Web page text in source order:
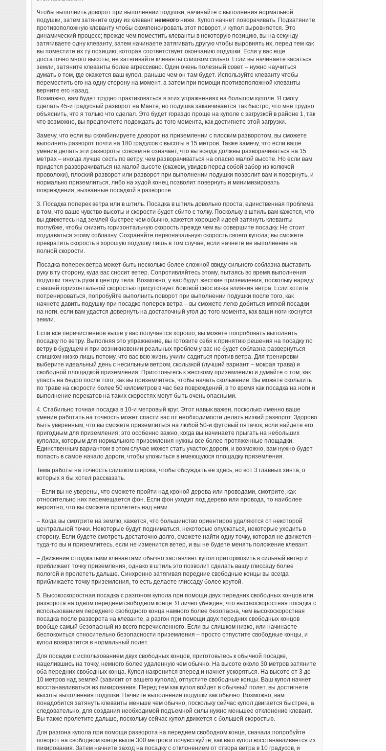
Чтобы выполнить доворот при выполнении подушки, начинайте с выполнения нормальной
подушки, затем затяните одну из клевант немногониже. Купол начнет поворачивать. Подзатяните
противоположную клеванту чтобы скомпенсировать этот поворот, и купол выровняется. Это
динамический процесс; прежде чем поместить клеванты в некоторую позицию, вы на секунду
затягиваете одну клеванту, затем начинаете затягивать другую чтобы выровнять их, перед тем как
вы поместите их ту позицию, которая соответствует окончанию подушки. Если у вас еще
достаточно много высоты, не затягивайте клеванты слишком сильно. Если вы начинаете касаться
земли, затяните клеванты более агрессивно. Один очень полезный совет – нужно научиться
думать о том, где окажется ваш купол, раньше чем он там будет. Используйте клеванту чтобы
переместить его на одну сторону на момент, а затем при помощи противоположной клеванты
верните его назад.
Возможно, вам будет трудно практиковаться в этих упражнениях на большом куполе. Я смогу
сделать 45-и градусный разворот на Манте, но подушка заканчивается так быстро, что мне трудно
объяснить, что я только что сделал. Это будет гораздо проще на куполе с загрузкой в районе 1, так
что возможно, вы предпочтете подождать до того момента, как достигнете этой загрузки.
Замечу, что если вы скомбинируете доворот на приземлении с плоским разворотом, вы сможете
выполнить разворот почти на 180 градусов с высоты в 15 метров. Также замечу, что если ваше
умение делать эти развороты совсем не означает, что вы всегда должны разворачиваться на 15
метрах – иногда лучше сесть по ветру, чем разворачиваться на опасно малой высоте. Но если вам
придется разворачиваться на малой высоте (скажем, увидев перед собой забор из колючей
проволоки), плоский разворот или разворот при выполнении подушки позволит вам и повернуть, и
нормально приземлиться, либо на худой конец позволит повернуть и минимизировать
повреждения, вызванные посадкой в развороте.
3. Посадка поперек ветра или в штиль. Посадка в штиль довольно проста; единственная проблема
в том, что ваше чувство высоты и скорости будет сбито с толку. Поскольку в штиль вам кажется, что
вы движетесь над землей быстрее чем обычно, кажется хорошей идеей затянуть клеванты
поглубже, чтобы снизить горизонтальную скорость прежде чем вы совершите посадку. Не стоит
поддаваться этому соблазну. Сохраняйте первоначальную скорость своего купола; вы сможете
превратить скорость в хорошую подушку лишь в том случае, если начнете ее выполнение на
полной скорости.
Посадка поперек ветра может быть несколько более сложной ввиду сильного соблазна выставить
руку в ту сторону, куда вас сносит ветер. Сопротивляйтесь этому, пытаясь во время выполнения
подушки тянуть руки к центру тела. Возможно, у вас будут жесткие приземления, поскольку наряду
с вашей горизонтальной скоростью присутствует боковой снос из-за влияния ветра. Если хотите
потренироваться, попробуйте выполнить поворот при выполнении подушки после того, как
начнете давить подушку при посадке поперек ветра – вы сможете легко добиться мягкой посадки
на ноги, если вам удастся довернуть на достаточный угол до того момента, как ваши ноги коснутся
земли.
Если все перечисленное выше у вас получается хорошо, вы можете попробовать выполнить
посадку по ветру. Выполняя это упражнение, вы готовите себя к принятию решения на посадку по
ветру в будущем и при возникновении реальных проблем у вас не будет соблазна развернуться
слишком низко лишь потому, что вас всю жизнь учили садиться против ветра. Для тренировки
выберите идеальный день с несильным ветром, скользкой (лучший вариант – мокрая трава) и
свободной площадкой приземления. Приготовьтесь к жесткому приземлению и думайте о том, как
упасть на бедро после того, как вы приземлитесь, чтобы начать скольжение. Вы можете скользить
по траве на скорости более 50 километров в час без повреждений, в то время как посадка на ноги и
выполнение перекатов на таких скоростях могут быть очень опасными.
4. Стабильно точная посадка в 10-и метровый круг. Этот навык важен, посколько именно ваше
умение работать на точность может спасти вас от необходимости делать низкий разворот. Здорово
быть уверенным, что вы сможете приземлиться на любой 50-и футовый пятачок, если найдете его
пригодным для приземления; это особенно важно, когда вы начинаете прыгать на небольших
куполах, которым для нормального приземления нужны все более протяженные площадки.
Единственным вариантом в этом случае может стать участок дороги, и возможно, вам нужно будет
попасть в самое начало дороги, чтобы уложиться в имеющуюся площадку приземления.
Тема работы на точность слишком широка, чтобы обсуждать ее здесь, но вот 3 главных хинта, о
которых я бы хотел рассказать.
– Если вы не уверены, что сможете пройти над кроной дерева или проводами, смотрите, как
относительно них перемещается фон. Если фон уходит под дерево или провода, то наиболее
вероятно, что вы сможете пролететь над ними.
– Когда вы смотрите на землю, кажется, что большинство ориентиров удаляются от некоторой
центральной точки. Некоторые будут подниматься, некоторые опускаться, некоторые уходить в
сторону. Если будете смотреть достаточно долго, сможете найти одну точку, которая не движется –
туда-то вы и приземлитесь, если не изменится ветер, и вы не будете менять положение клевант.
– Движение с поджатыми клевантами обычно заставляет купол притормозить в сильный ветер и
приближает точку приземления, однако в штиль это позволит сделать вашу глиссаду более
пологой и пролететь дальше. Синхронно затягивая передние свободные концы вы всегда
приближаете точку приземления, то есть делаете глиссаду более крутой.
5. Высокоскоростная посадка с разгоном купола при помощи двух передних свободных концов или
разворота на одном переднем свободном конце. Я лично убежден, что высокоскоростная посадка с
использованием переднего свободного конца намного более безопасна, чем высокоскоростная
посадка после разворота на клеванте, а разгон при помощи двух передних свободных концов
вообще самый безопасный из всего перечисленного. Если вы слишком низко, или начинаете
беспокоиться относительно безопасности приземления – просто отпустите свободные концы, и
купол возвратится в нормальный полет.
Для посадки с использованием двух свободных концов, приготовьтесь к обычной посадке,
нацелившись на точку, немного более удаленную чем обычно. На высоте около 30 метров затяните
оба передних свободных конца. Купол накренится вперед и начнет ускоряться. На высоте от 3 до
10 метров над землей (зависит от вашего купола), отпустите свободные концы. Ваш купол начнет
восстанавливаться из пикирования. Перед тем как купол войдет в обычный полет, вы достигнете
высоты выполнения подушки. Начните выполнение подушки как обычно. Возможно, вам
понадобится затянуть клеванты меньше чем обычно, поскольку сейчас купол двигается быстрее, а
следовательно, для создания необходимой подъемной силы нужно меньшее отклонение клевант.
Вы также пролетите дальше, поскольку сейчас купол движется с большей скоростью.
Для разгона купола при помощи разворота на переднем свободном конце, сначала попробуйте
поворот на свободном конце выше 300 метров и почувствуйте, как ваш купол восстанавливается из
пикирования. Затем начните заход на посадку с отклонением от створа ветра в 10 градусов, и